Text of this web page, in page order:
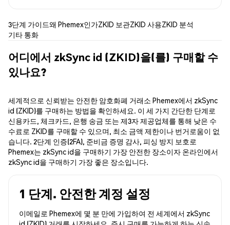
3단계 가이드왜 Phemex인가ZKID 보관ZKID 사용ZKID 분석
기타 통화
어디에서 zkSync id (ZKID)을(를) 구매할 수
있나요?
세계적으로 신뢰받는 안전한 암호화폐 거래소 Phemex에서 zkSync
id (ZKID)를 구매하는 방법을 확인하세요. 이 세 가지 간단한 단계로
신용카드, 체크카드, 은행 송금 또는 제3자 제공업체를 통해 낮은 수
수료로 ZKID를 구매할 수 있으며, 최소 금액 제한이나 번거로움이 없
습니다. 2단계 인증(2FA), 준비금 증명 감사, 피싱 방지 보호로
Phemex는 zkSync id을 구매하기 가장 안전한 장소이자 온라인에서
zkSync id을 구매하기 가장 좋은 장소입니다.
1 단계. 안전한 계정 설정
이메일로 Phemex에 몇 분 만에 가입하여 전 세계에서 zkSync